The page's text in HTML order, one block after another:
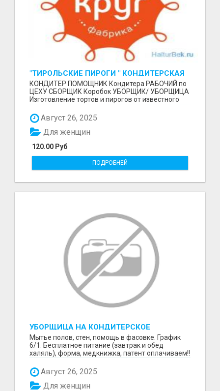
"ТИРОЛЬСКИЕ ПИРОГИ " КОНДИТЕРСКАЯ
ФАБРИКА "КРУГ "
КОНДИТЕР ПОМОЩНИК Кондитера РАБОЧИЙ по
ЦЕХУ СБОРЩИК Коробок УБОРЩИК/ УБОРЩИЦА
Изготовление тортов и пирогов от известного
Август 26, 2025
120.00 Руб
Для женщин
ПОДРОБНЕЙ
УБОРЩИЦА НА КОНДИТЕРСКОЕ
ПРОИЗВОДСТВО (МАРЬИНО/КУРЬЯНОВО)
Мытье полов, стен, помощь в фасовке. График
6/1. Бесплатное питание (завтрак и обед
халяль), форма, медкнижка, патент оплачиваем!!
Август 26, 2025
Для женщин